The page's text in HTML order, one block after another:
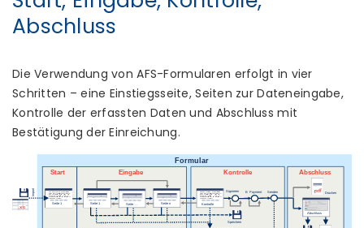
Abschluss
Die Verwendung von AFS-Formularen erfolgt in vier
Schritten – eine Einstiegsseite, Seiten zur Dateneingabe,
Kontrolle der erfassten Daten und Abschluss mit
Bestätigung der Einreichung.